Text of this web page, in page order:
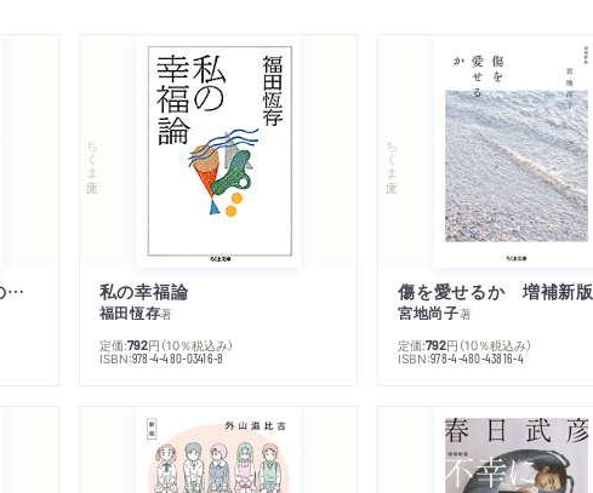
子は親を救うために「心の病」になる
ちくま文庫
私の幸福論
福田恆存著
定価:792円 （10％税込み）
ISBN:978-4-480-03416-8
ちくま文庫
傷を愛せるか 増補新版
宮地尚子著
定価:792円 （10％税込み）
ISBN:978-4-480-43816-4